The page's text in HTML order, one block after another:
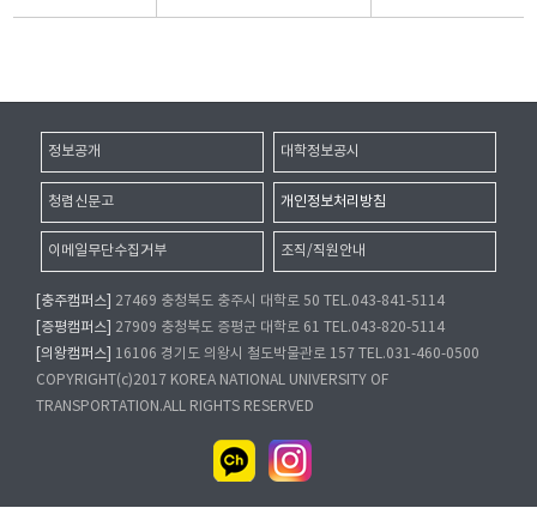
정보공개 대학정보공시
청렴신문고 개인정보처리방침
이메일무단수집거부 조직/직원안내
[충주캠퍼스]
27469 충청북도 충주시 대학로 50 TEL.043-841-5114
[증평캠퍼스]
27909 충청북도 증평군 대학로 61 TEL.043-820-5114
[의왕캠퍼스]
16106 경기도 의왕시 철도박물관로 157 TEL.031-460-0500
COPYRIGHT(c)2017 KOREA NATIONAL UNIVERSITY OF
TRANSPORTATION.ALL RIGHTS RESERVED